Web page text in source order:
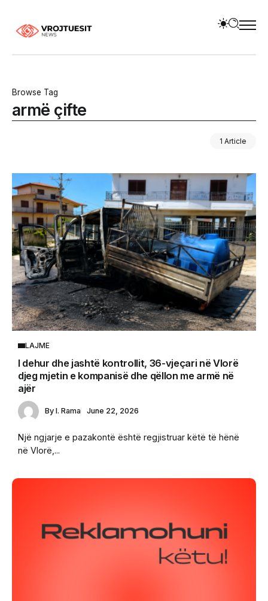
Browse Tag
armë çifte
1 Article
LAJME
I dehur dhe jashtë kontrollit, 36-vjeçari në Vlorë
djeg mjetin e kompanisë dhe qëllon me armë në
ajër
By I. Rama June 22, 2026
Një ngjarje e pazakontë është regjistruar këtë të hënë
në Vlorë,...